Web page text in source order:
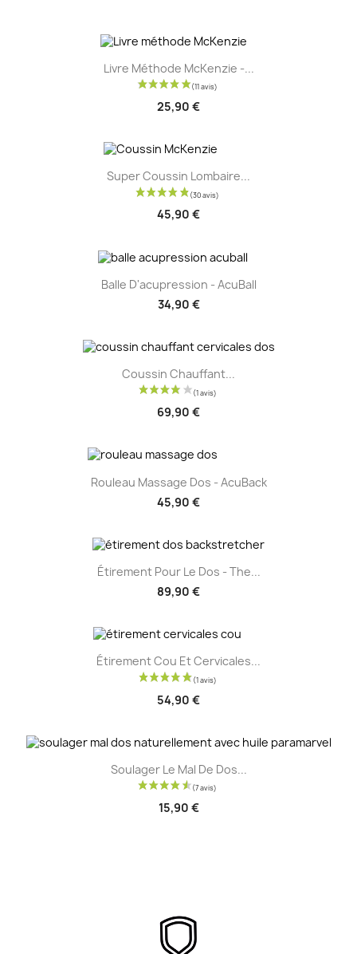
Livre Méthode McKenzie -...
25,90 €
Super Coussin Lombaire...
45,90 €
Balle D'acupression - AcuBall
34,90 €
Coussin Chauffant...
69,90 €
Rouleau Massage Dos - AcuBack
45,90 €
Étirement Pour Le Dos - The...
89,90 €
Étirement Cou Et Cervicales...
54,90 €
Soulager Le Mal De Dos...
15,90 €